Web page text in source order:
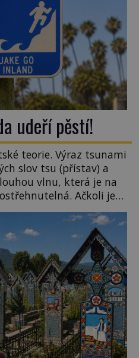
udeří pěstí!
teorie. Výraz tsunami
slov tsu (přístav) a
vlnu, která je na
Ačkoli je
kilometrů, výška vlny
1,5 metru. Máme se
i v Evropě? Vznik